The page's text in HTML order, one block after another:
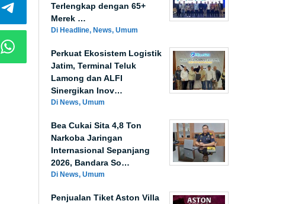
Terlengkap dengan 65+
Merek …
Di Headline, News, Umum
Perkuat Ekosistem Logistik
Jatim, Terminal Teluk
Lamong dan ALFI
Sinergikan Inov…
Di News, Umum
Bea Cukai Sita 4,8 Ton
Narkoba Jaringan
Internasional Sepanjang
2026, Bandara So…
Di News, Umum
Penjualan Tiket Aston Villa